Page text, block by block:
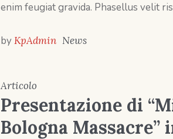
enim feugiat gravida. Phasellus velit
byKpAdmin News
Articolo
Presentazione di
Bologna